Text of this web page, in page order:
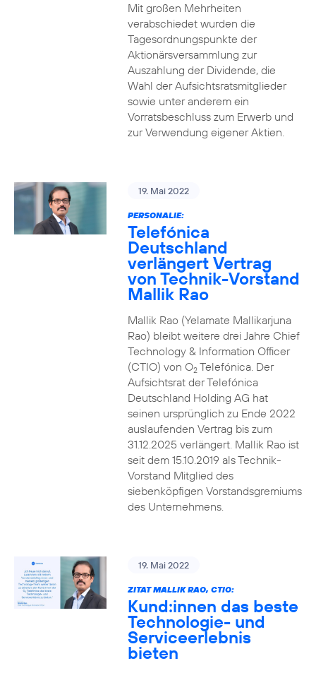
Mit großen Mehrheiten
verabschiedet wurden die
Tagesordnungspunkte der
Aktionärsversammlung zur
Auszahlung der Dividende, die
Wahl der Aufsichtsratsmitglieder
sowie unter anderem ein
Vorratsbeschluss zum Erwerb und
zur Verwendung eigener Aktien.
19. Mai 2022
PERSONALIE:
Telefónica
Deutschland
verlängert Vertrag
von Technik-Vorstand
Mallik Rao
Mallik Rao (Yelamate Mallikarjuna
Rao) bleibt weitere drei Jahre Chief
Technology & Information Officer
(CTIO) von O2Telefónica. Der
Aufsichtsrat der Telefónica
Deutschland Holding AG hat
seinen ursprünglich zu Ende 2022
auslaufenden Vertrag bis zum
31.12.2025 verlängert. Mallik Rao ist
seit dem 15.10.2019 als Technik-
Vorstand Mitglied des
siebenköpfigen Vorstandsgremiums
des Unternehmens.
19. Mai 2022
ZITAT MALLIK RAO, CTIO:
Kund:innen das beste
Technologie- und
Serviceerlebnis
bieten